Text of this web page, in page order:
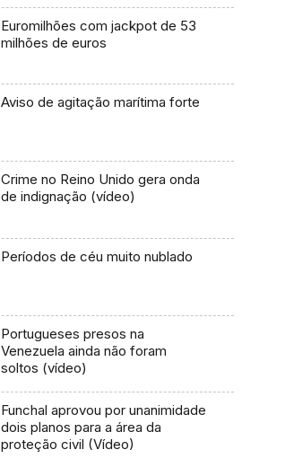
Euromilhões com jackpot de 53
milhões de euros
Aviso de agitação marítima forte
Crime no Reino Unido gera onda
de indignação (vídeo)
Períodos de céu muito nublado
Portugueses presos na
Venezuela ainda não foram
soltos (vídeo)
Funchal aprovou por unanimidade
dois planos para a área da
proteção civil (Vídeo)